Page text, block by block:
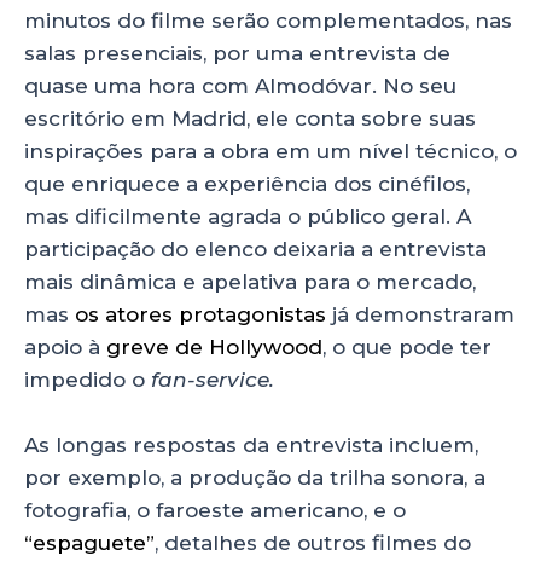
minutos do filme serão complementados, nas
salas presenciais, por uma entrevista de
quase uma hora com Almodóvar. No seu
escritório em Madrid, ele conta sobre suas
inspirações para a obra em um nível técnico, o
que enriquece a experiência dos cinéfilos,
mas dificilmente agrada o público geral. A
participação do elenco deixaria a entrevista
mais dinâmica e apelativa para o mercado,
mas os atores protagonistas já demonstraram
apoio à greve de Hollywood, o que pode ter
impedido o fan-service.
As longas respostas da entrevista incluem,
por exemplo, a produção da trilha sonora, a
fotografia, o faroeste americano, e o
“espaguete”, detalhes de outros filmes do